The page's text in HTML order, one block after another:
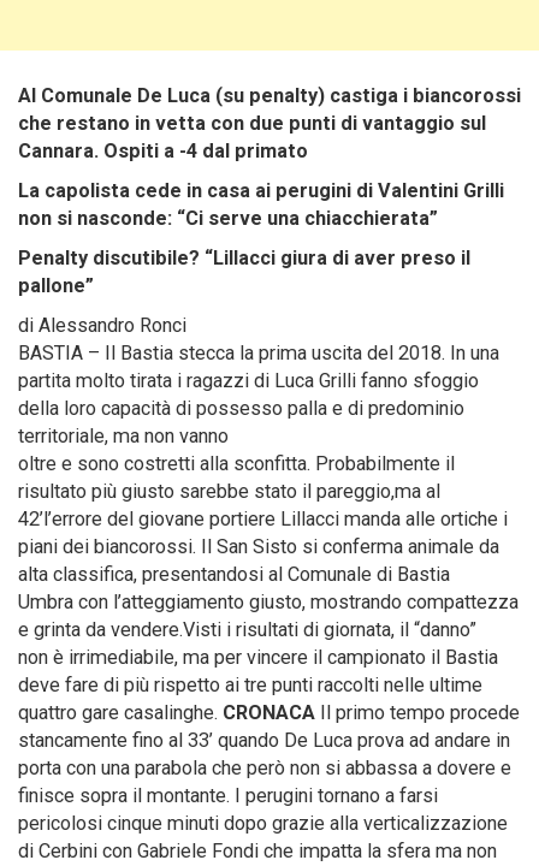
Al Comunale De Luca (su penalty) castiga i biancorossi
che restano in vetta con due punti di vantaggio sul
Cannara. Ospiti a -4 dal primato
La capolista cede in casa ai perugini di Valentini Grilli
non si nasconde: “Ci serve una chiacchierata”
Penalty discutibile? “Lillacci giura di aver preso il
pallone”
di Alessandro Ronci
BASTIA – Il Bastia stecca la prima uscita del 2018. In una
partita molto tirata i ragazzi di Luca Grilli fanno sfoggio
della loro capacità di possesso palla e di predominio
territoriale, ma non vanno
oltre e sono costretti alla sconfitta. Probabilmente il
risultato più giusto sarebbe stato il pareggio,ma al
42’l’errore del giovane portiere Lillacci manda alle ortiche i
piani dei biancorossi. Il San Sisto si conferma animale da
alta classifica, presentandosi al Comunale di Bastia
Umbra con l’atteggiamento giusto, mostrando compattezza
e grinta da vendere.Visti i risultati di giornata, il “danno”
non è irrimediabile, ma per vincere il campionato il Bastia
deve fare di più rispetto ai tre punti raccolti nelle ultime
quattro gare casalinghe. CRONACA Il primo tempo procede
stancamente fino al 33’ quando De Luca prova ad andare in
porta con una parabola che però non si abbassa a dovere e
finisce sopra il montante. I perugini tornano a farsi
pericolosi cinque minuti dopo grazie alla verticalizzazione
di Cerbini con Gabriele Fondi che impatta la sfera ma non